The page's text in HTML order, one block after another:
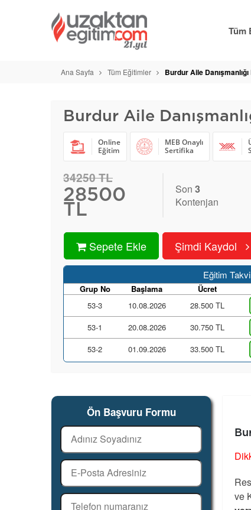
Tüm
Ana Sayfa Tüm Eğitimler Burdur Aile
Burdur Aile
Online
Eğitim
MEB Onaylı
Sertifika
34250 TL
28500
TL
Son 3
Kontenjan
Sepete Ekle Şimdi Kaydol
Eğitim
Grup No Başlama Ücret
53-3
10.08.2026 28.500 TL
53-1 20.08.2026 30.750 TL
53-2 01.09.2026 33.500 TL
Ön Başvuru Formu
ve